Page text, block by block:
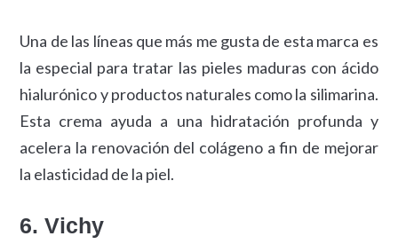
Una de las líneas que más me gusta de esta marca es
la especial para tratar las pieles maduras con ácido
hialurónico y productos naturales como la silimarina.
Esta crema ayuda a una hidratación profunda y
acelera la renovación del colágeno a fin de mejorar
la elasticidad de la piel.
6. Vichy